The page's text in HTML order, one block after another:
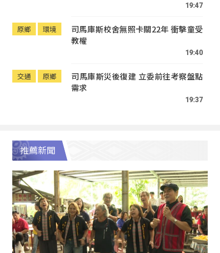
19:47
原鄉 環境
司馬庫斯校舍無照卡關22年 衝擊童受
教權
19:40
交通 原鄉
司馬庫斯災後復建 立委前往考察盤點
需求
19:37
推薦新聞